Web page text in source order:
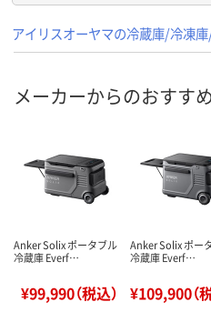
アイリスオーヤマの冷蔵庫/冷凍
メーカーからのおすす
Anker Solix ポータブル
冷蔵庫 Everf…
¥99,990（税込）
Anker Solix ポー
冷蔵庫 Everf…
¥109,900（